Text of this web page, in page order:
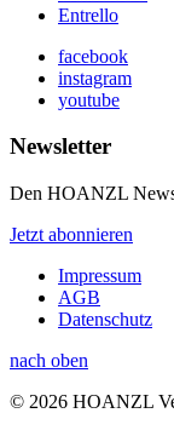
Entrello
facebook
instagram
youtube
Newsletter
Den HOANZL
Jetzt abonnieren
Impressum
AGB
Datenschutz
nach oben
© 2026 HOANZL